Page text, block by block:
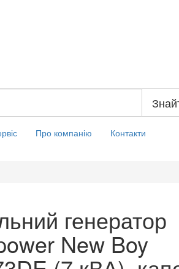
Про компанію Контакти
генератор
New Boy